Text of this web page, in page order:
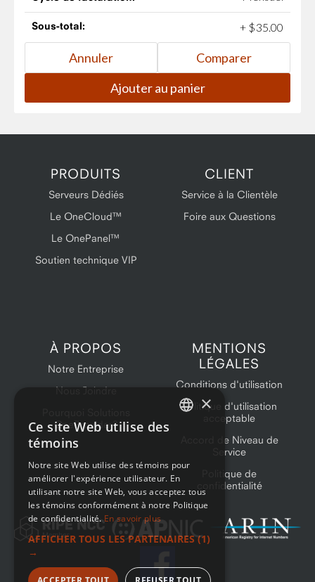
Sous-total: + $35.00
PRODUITS
Serveurs Dédiés
Le OneCloud™
Le OnePanel™
Soutien technique VIP
CLIENT
Service à la Clientèle
Foire aux Questions
À PROPOS
Notre Entreprise
Nous Joindre
OneProvider?
MENTIONS
LÉGALES
Conditions d'utilisation
Politique d'utilisation
acceptable
Accord de Niveau de
Service
Politique de
confidentialité
×
Ce site Web utilise des
témoins
Notre site Web utilise des témoins pour
améliorer l'expérience utilisateur. En
utilisant notre site Web, vous acceptez tous
les témoins conformément à notre Politique
de confidentialité. En savoir plus
AFFICHER TOUS LES PARTENAIRES (1)
→